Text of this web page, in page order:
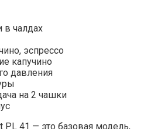
в чалдах
эспрессо
капучино
давления
на 2 чашки
41 — это базовая модель,